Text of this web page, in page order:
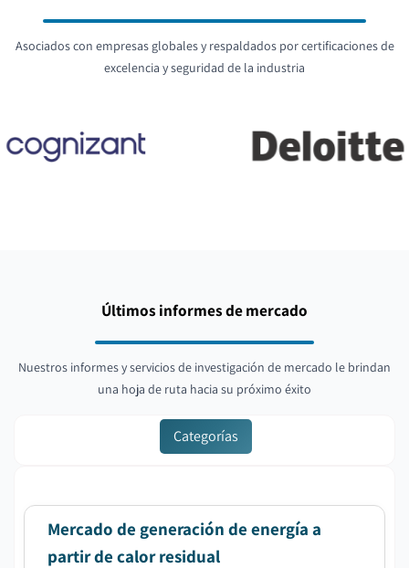
Asociados con empresas globales y respaldados por certificaciones de
excelencia y seguridad de la industria
Últimos informes de mercado
Nuestros informes y servicios de investigación de mercado le brindan
una hoja de ruta hacia su próximo éxito
Categorías
Mercado de generación de energía a
partir de calor residual